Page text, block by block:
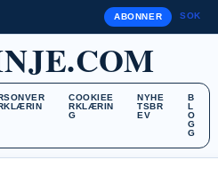
ABONNER SOK
COOKIEE
RKLÆRIN
G
NYHE
TSBR
EV
B
L
O
G
G